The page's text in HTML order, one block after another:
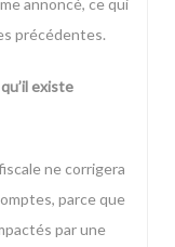
annoncé, ce qui
précédentes.
existe
ne corrigera
parce que
par une